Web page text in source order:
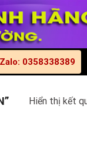
0358338389
Hiển thị kết